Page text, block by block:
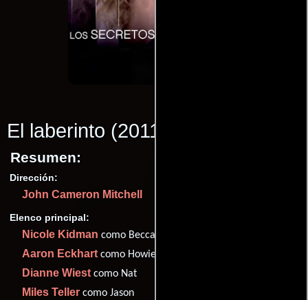
El laberinto (2011)
Resumen:
Dirección:
John Cameron Mitchell
Elenco principal:
Nicole Kidman como Becca
Aaron Eckhartcomo Howie
Dianne Wiestcomo Nat
Miles Teller como Jason